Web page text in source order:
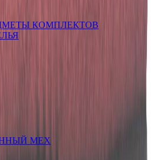
КОМПЛЕКТОВ
МЕХ